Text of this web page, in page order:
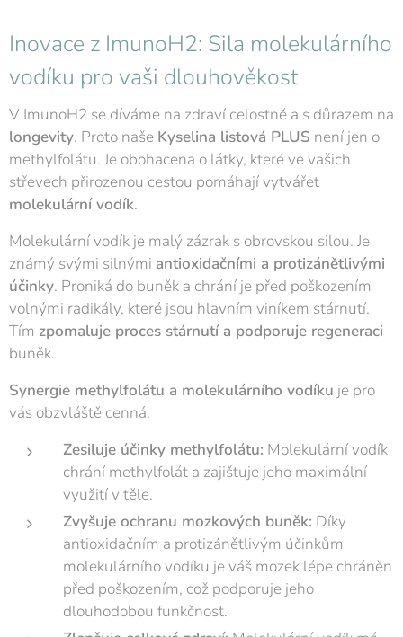
Inovace z ImunoH2: Sila molekulárního
vodíku pro vaši dlouhověkost
V ImunoH2 se díváme na zdraví celostně a s důrazem na
longevity. Proto naše Kyselina listová PLUS není jen o
methylfolátu. Je obohacena o látky, které ve vašich
střevech přirozenou cestou pomáhají vytvářet
molekulární vodík.
Molekulární vodík je malý zázrak s obrovskou silou. Je
známý svými silnými antioxidačními a protizánětlivými
účinky. Proniká do buněk a chrání je před poškozením
volnými radikály, které jsou hlavním viníkem stárnutí.
Tím zpomaluje proces stárnutí a podporuje regeneraci
buněk.
Synergie methylfolátu a molekulárního vodíku je pro
vás obzvláště cenná:
Zesiluje účinky methylfolátu: Molekulární vodík
chrání methylfolát a zajišťuje jeho maximální
využití v těle.
Zvyšuje ochranu mozkových buněk: Díky
antioxidačním a protizánětlivým účinkům
molekulárního vodíku je váš mozek lépe chráněn
před poškozením, což podporuje jeho
dlouhodobou funkčnost.